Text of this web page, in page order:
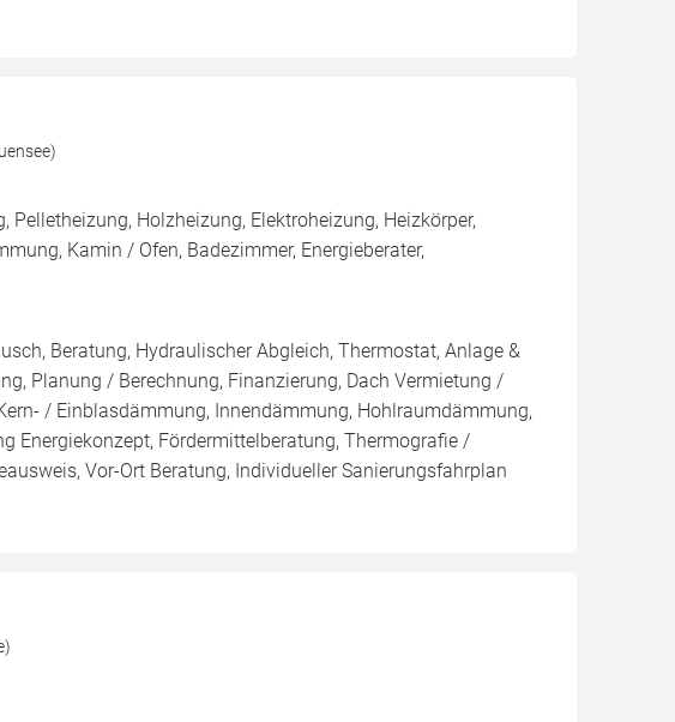
Pelletheizung, Holzheizung, Elektroheizung, Heizkörper,
Kamin / Ofen, Badezimmer, Energieberater,
Beratung, Hydraulischer Abgleich, Thermostat, Anlage &
Planung / Berechnung, Finanzierung, Dach Vermietung /
/ Einblasdämmung, Innendämmung, Hohlraumdämmung,
Energiekonzept, Fördermittelberatung, Thermografie /
Vor-Ort Beratung, Individueller Sanierungsfahrplan